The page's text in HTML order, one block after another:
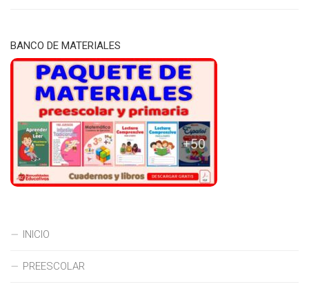
BANCO DE MATERIALES
INICIO
PREESCOLAR